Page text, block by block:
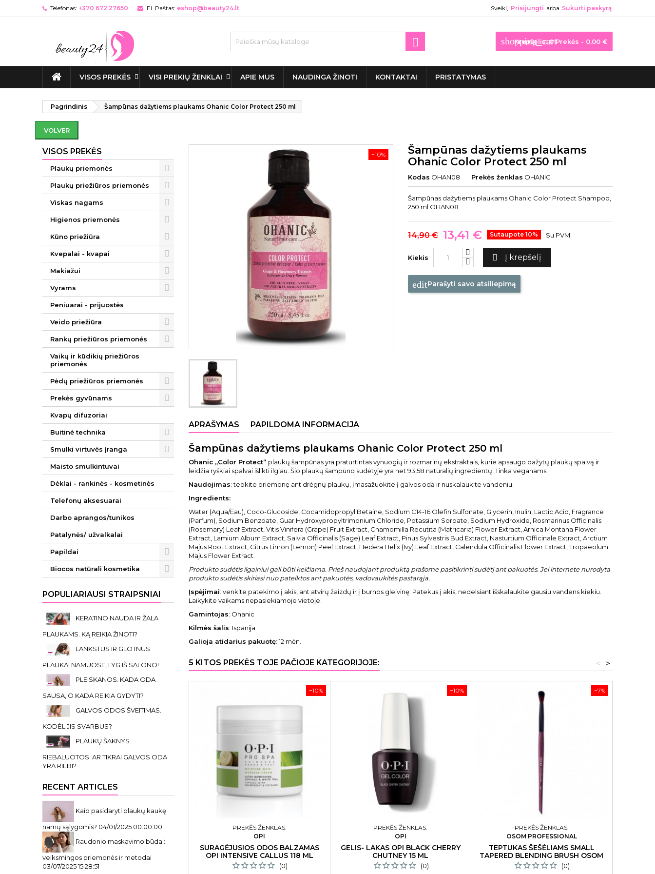
Telefonas: +370 672 27650 El. Paštas: eshop@beauty24.lt Sveiki, Prisijungti arba Sukurti paskyrą
shopping_cart
Krepšelis: 0Prekės - 0,00 €

VISOS PREKĖS VISI PREKIŲ ŽENKLAI APIE MUS NAUDINGA ŽINOTI KONTAKTAI PRISTATYMAS
Pagrindinis Šampūnas dažytiems plaukams Ohanic Color Protect 250 ml
VOLVER
VISOS PREKĖS
Plaukų priemonės
Plaukų priežiūros priemonės
Viskas nagams
Higienos priemonės
Kūno priežiūra
Kvepalai - kvapai
Makiažui
Vyrams
Peniuarai - prijuostės
Veido priežiūra
Rankų priežiūros priemonės
Vaikų ir kūdikių priežiūros
priemonės
Pėdų priežiūros priemonės
Prekės gyvūnams
Kvapų difuzoriai
Buitinė technika
Smulki virtuvės įranga
Maisto smulkintuvai
Dėklai - rankinės - kosmetinės
Telefonų aksesuarai
Darbo aprangos/tunikos
Patalynės/ užvalkalai
Papildai
Biocos natūrali kosmetika
POPULIARIAUSI STRAIPSNIAI
KERATINO NAUDA IR ŽALA
PLAUKAMS. KĄ REIKIA ŽINOTI?
LANKSTŪS IR GLOTNŪS
PLAUKAI NAMUOSE, LYG IŠ SALONO!
PLEISKANOS. KADA ODA
SAUSA, O KADA REIKIA GYDYTI?
GALVOS ODOS ŠVEITIMAS.
KODĖL JIS SVARBUS?
PLAUKŲ ŠAKNYS
RIEBALUOTOS. AR TIKRAI GALVOS ODA
YRA RIEBI?
RECENT ARTICLES
Kaip pasidaryti plaukų kaukę
namų sąlygomis? 04/01/2025 00:00:00
Raudonio maskavimo būdai:
veiksmingos priemonės ir metodai
03/07/2025 15:28:51
−10%
Šampūnas dažytiems plaukams
Ohanic Color Protect 250 ml
Kodas OHAN08 Prekės ženklas OHANIC
Šampūnas dažytiems plaukams Ohanic Color Protect Shampoo,
250 ml OHAN08
14,90 € 13,41 € Sutaupote 10% Su PVM
Kiekis  Į krepšelį
editParašyti savo atsiliepimą
APRAŠYMAS PAPILDOMA INFORMACIJA
Šampūnas dažytiems plaukams Ohanic Color Protect 250 ml
Ohanic „Color Protect“ plaukų šampūnas yra praturtintas vynuogių ir rozmarinų ekstraktais, kurie apsaugo dažytų plaukų spalvą ir
leidžia ryškiai spalvai išlikti ilgiau. Šio plaukų šampūno sudėtyje yra net 93,58 natūralių ingredientų. Tinka veganams.
Naudojimas: tepkite priemonę ant drėgnų plaukų, įmasažuokite į galvos odą ir nuskalaukite vandeniu.
Ingredients:
Water (Aqua/Eau), Coco-Glucoside, Cocamidopropyl Betaine, Sodium C14-16 Olefin Sulfonate, Glycerin, Inulin, Lactic Acid, Fragrance
(Parfum), Sodium Benzoate, Guar Hydroxypropyltrimonium Chloride, Potassium Sorbate, Sodium Hydroxide, Rosmarinus Officinalis
(Rosemary) Leaf Extract, Vitis Vinifera (Grape) Fruit Extract, Chamomilla Recutita (Matricaria) Flower Extract, Arnica Montana Flower
Extract, Lamium Album Extract, Salvia Officinalis (Sage) Leaf Extract, Pinus Sylvestris Bud Extract, Nasturtium Officinale Extract, Arctium
Majus Root Extract, Citrus Limon (Lemon) Peel Extract, Hedera Helix (Ivy) Leaf Extract, Calendula Officinalis Flower Extract, Tropaeolum
Majus Flower Extract.
Produkto sudėtis ilgainiui gali būti keičiama. Prieš naudojant produktą prašome pasitikrinti sudėtį ant pakuotės. Jei internete nurodyta
produkto sudėtis skiriasi nuo pateiktos ant pakuotės, vadovaukitės pastarąja.
Įspėjimai: venkite patekimo į akis, ant atvirų žaizdų ir į burnos gleivinę. Patekus į akis, nedelsiant išskalaukite gausiu vandens kiekiu.
Laikykite vaikams nepasiekiamoje vietoje.
Gamintojas: Ohanic
Kilmės šalis: Ispanija
Galioja atidarius pakuotę: 12 mėn.
5 KITOS PREKĖS TOJE PAČIOJE KATEGORIJOJE: >
<
−10%
PREKĖS ŽENKLAS:
OPI
SURAGĖJUSIOS ODOS BALZAMAS
OPI INTENSIVE CALLUS 118 ML
(0)
−10%
PREKĖS ŽENKLAS:
OPI
GELIS- LAKAS OPI BLACK CHERRY
CHUTNEY 15 ML
(0)
−7%
PREKĖS ŽENKLAS:
OSOM PROFESSIONAL
TEPTUKAS ŠEŠĖLIAMS SMALL
TAPERED BLENDING BRUSH OSOM
(0)